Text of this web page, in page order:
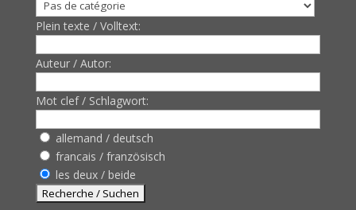
Plein texte / Volltext:
Auteur / Autor:
Mot clef / Schlagwort:
allemand / deutsch
francais / französisch
les deux / beide